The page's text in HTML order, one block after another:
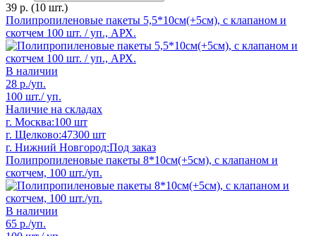
39 р. (10 шт.)
Полипропиленовые пакеты 5,5*10см(+5см), с клапаном и
скотчем 100 шт. / уп., АРХ.
В наличии
28 р./уп.
100 шт./ уп.
Наличие на складах
г. Москва:100 шт
г. Щелково:47300 шт
г. Нижний Новгород:Под заказ
Полипропиленовые пакеты 8*10см(+5см), с клапаном и
скотчем, 100 шт./уп.
В наличии
65 р./уп.